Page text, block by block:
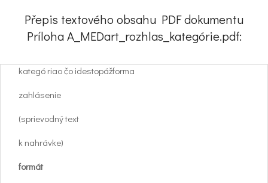
Přepis textového obsahu PDF dokumentu
Príloha A_MEDart_rozhlas_kategórie.pdf:
kategó riao čo idestopážforma
zahlásenie
(sprievodný text
k nahrávke)
formát